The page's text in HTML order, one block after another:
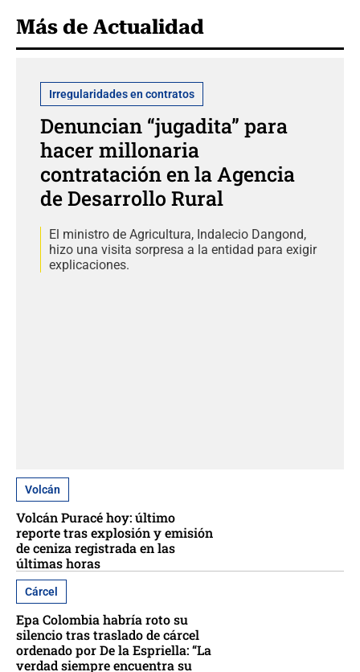
Más de Actualidad
Irregularidades en contratos
Denuncian “jugadita” para
hacer millonaria
contratación en la Agencia
de Desarrollo Rural
El ministro de Agricultura, Indalecio Dangond,
hizo una visita sorpresa a la entidad para exigir
explicaciones.
Volcán
Volcán Puracé hoy: último
reporte tras explosión y emisión
de ceniza registrada en las
últimas horas
Cárcel
Epa Colombia habría roto su
silencio tras traslado de cárcel
ordenado por De la Espriella: “La
verdad siempre encuentra su